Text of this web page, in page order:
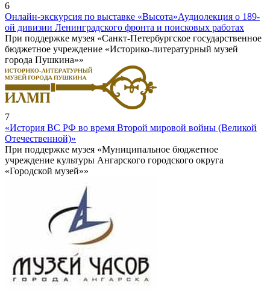
6
Онлайн-экскурсия по выставке «Высота»Аудиолекция о 189-
ой дивизии Ленинградского фронта и поисковых работах
При поддержке музея «Санкт-Петербургское государственное
бюджетное учреждение «Историко-литературный музей
города Пушкина»»
7
«История ВС РФ во время Второй мировой войны (Великой
Отечественной)»
При поддержке музея «Муниципальное бюджетное
учреждение культуры Ангарского городского округа
«Городской музей»»